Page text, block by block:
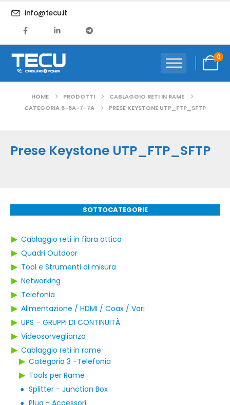
info@tecu.it
0
HOME PRODOTTI
CABLAGGIO RETI IN RAME
CATEGORIA 6-6A-7-7A
PRESE KEYSTONE UTP_FTP_SFTP
Prese Keystone UTP_FTP_SFTP
SOTTOCATEGORIE
▶ Cablaggio reti in fibra ottica
▶ Quadri Outdoor
▶ Tool e Strumenti di misura
▶ Networking
▶ Telefonia
▶ Alimentazione / HDMI / Coax / Vari
▶ UPS – GRUPPI DI CONTINUITÀ
▶ Videosorveglianza
▶ Cablaggio reti in rame
▶ Categoria 3 -Telefonia
▶ Tools per Rame
● Splitter - Junction Box
● Plug - Accessori